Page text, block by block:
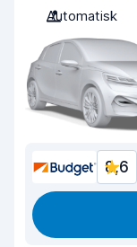
Automatisk
8,6